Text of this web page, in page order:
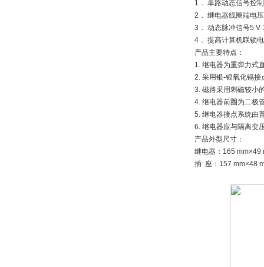
1． 单路动态信号控
2． 继电器线圈端电
3． 动态脉冲信号5 V
4． 提高计算机联锁
产品主要特点：
1. 继电器为重弹力式
2. 采用银-银氧化镉接
3. 磁路采用剩磁较小
4. 继电器前圈为二极
5. 继电器接点系统由
6. 继电器应与隔离变
产品外型尺寸：
继电器：165 mm×49
插 座：157 mm×48